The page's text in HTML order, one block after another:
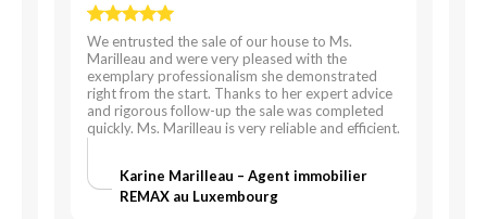
We entrusted the sale of our house to Ms.
Marilleau and were very pleased with the
exemplary professionalism she demonstrated
right from the start. Thanks to her expert advice
and rigorous follow-up the sale was completed
quickly. Ms. Marilleau is very reliable and efficient.
Karine Marilleau – Agent immobilier
REMAX au Luxembourg